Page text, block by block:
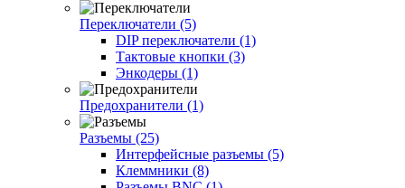
Переключатели (5)
DIP переключатели (1)
Тактовые кнопки (3)
Энкодеры (1)
Предохранители (1)
Разъемы (25)
Интерфейсные разъемы (5)
Клеммники (8)